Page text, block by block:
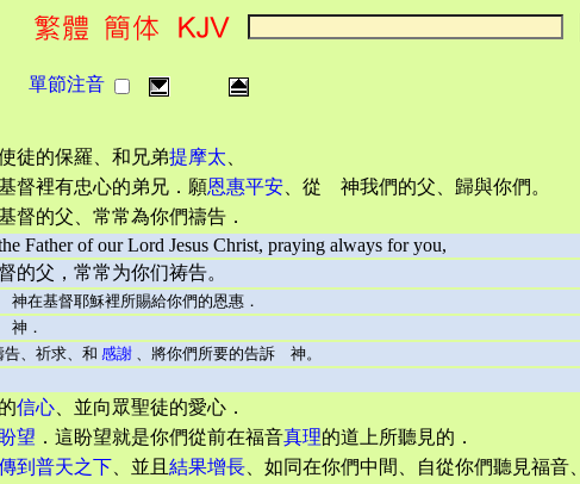
單節注音
徒的保羅、和兄弟提摩太
基督裡有忠心的弟兄．願恩惠平安 、從 神我們的父、歸與你們。
督的父、常常為你們禱告．
Father of our Lord Jesus Christ, praying always for you,
的父，常常为你们祷告。
在基督耶穌裡所賜給你們的恩惠．
神．
、祈求、和 感謝 、將你們所要的告訴 神。
信心 、並向眾聖徒的愛心．
盼望 ．這盼望就是你們從前在福音真理的道上所聽見的．
到普天之下 、並且 結果增長 、如同在你們中間、自從你們聽見福